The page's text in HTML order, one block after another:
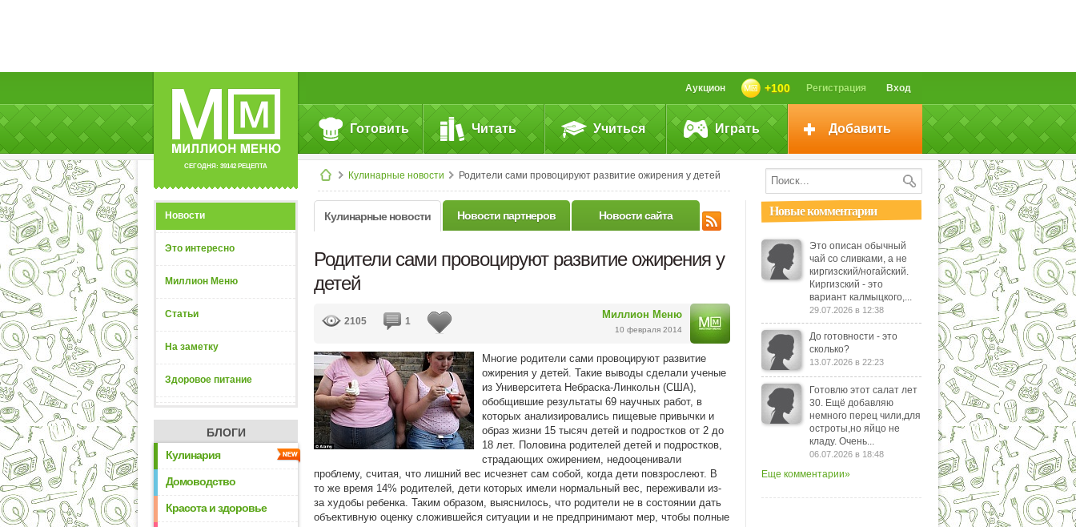
СЕГОДНЯ: 39142 РЕЦЕПТА
Вход
Регистрация
+100
Аукцион
Готовить Читать Учиться Играть Добавить
Кулинарные новости Родители сами провоцируют развитие ожирения у детей
Новости
Это интересно
Миллион Меню
Статьи
На заметку
Здоровое питание
БЛОГИ
Кулинария
Домоводство
Красота и здоровье
Кулинарные новости Новости партнеров Новости сайта
Родители сами провоцируют развитие ожирения у
детей
Миллион Меню
10 февраля 2014
2105 1
Многие родители сами провоцируют развитие
ожирения у детей. Такие выводы сделали ученые
из Университета Небраска-Линкольн (США),
обобщившие результаты 69 научных работ, в
которых анализировались пищевые привычки и
образ жизни 15 тысяч детей и подростков от 2 до
18 лет. Половина родителей детей и подростков,
страдающих ожирением, недооценивали
проблему, считая, что лишний вес исчезнет сам собой, когда дети повзрослеют. В
то же время 14% родителей, дети которых имели нормальный вес, переживали из-
за худобы ребенка. Таким образом, выяснилось, что родители не в состоянии дать
объективную оценку сложившейся ситуации и не предпринимают мер, чтобы полные
Новые комментарии
Это описан обычный
чай со сливками, а не
киргизский/ногайский.
Киргизский - это
вариант калмыцкого,...
29.07.2026 в 12:38
До готовности - это
сколько?
13.07.2026 в 22:23
Готовлю этот салат лет
30. Ещё добавляю
немного перец чили,для
остроты,но яйцо не
кладу. Очень...
06.07.2026 в 18:48
Еще комментарии»